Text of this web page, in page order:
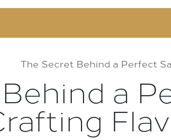
The Secret Behind a Perfect
a